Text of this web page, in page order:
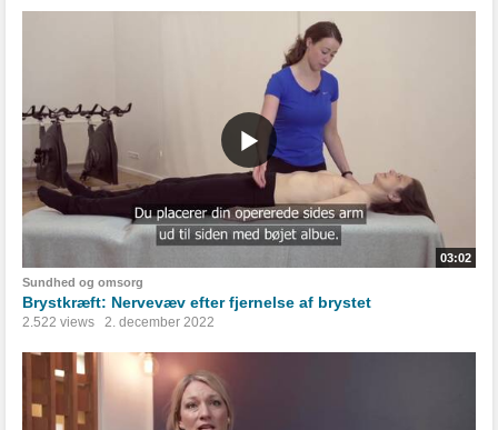
03:02
Sundhed og omsorg
Brystkræft: Nervevæv efter fjernelse af brystet
2.522 views 2. december 2022